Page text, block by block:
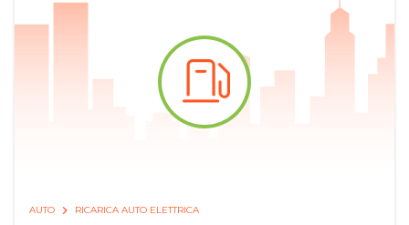
AUTO RICARICA AUTO ELETTRICA